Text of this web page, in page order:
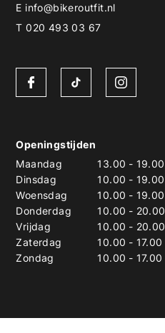
E info@bikeroutfit.nl
T 020 493 03 67
Openingstijden
Maandag
13.00 - 19.00
Dinsdag
10.00 - 19.00
Woensdag
10.00 - 19.00
Donderdag
10.00 - 20.00
Vrijdag
10.00 - 20.00
Zaterdag
10.00 - 17.00
Zondag
10.00 - 17.00